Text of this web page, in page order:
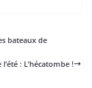
bateaux de
: L’hécatombe !